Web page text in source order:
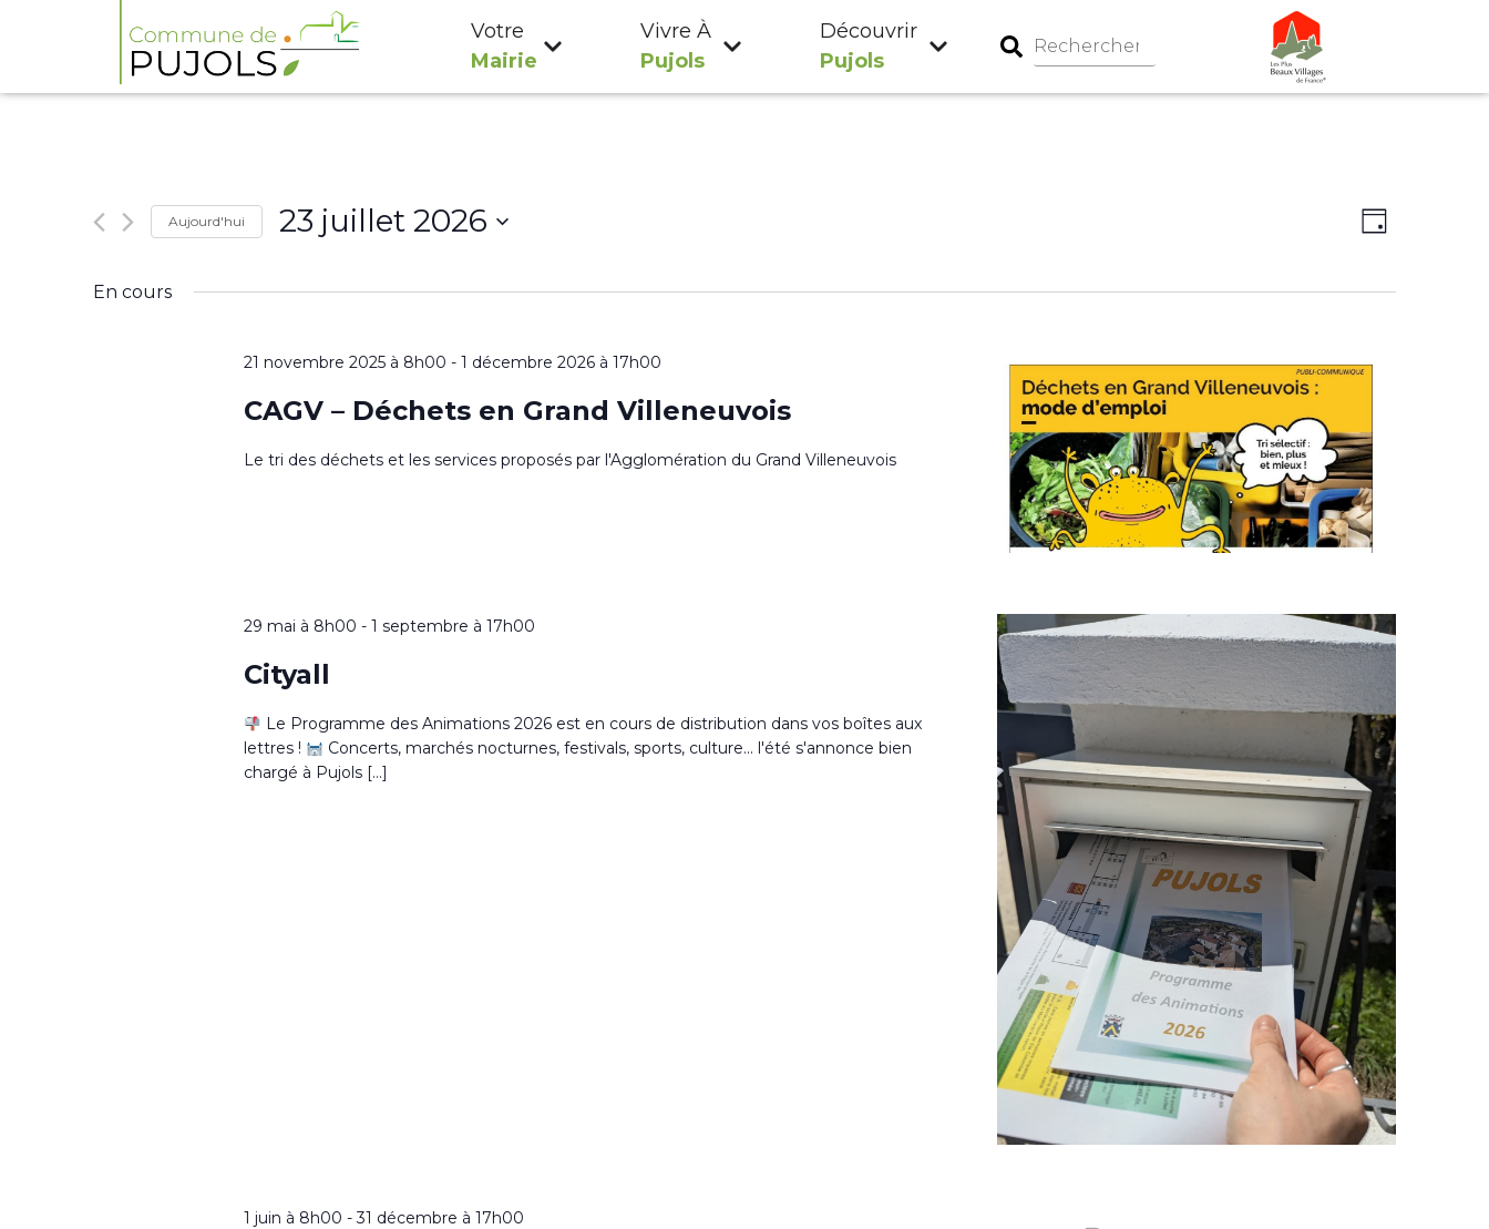
Votre
Mairie
Vivre À
Pujols
Découvrir
Pujols
Navigation
par
de
Jour
Aujourd'hui 23 juillet 2026
une
En cours
21 novembre 2025 à 8h00 - 1 décembre 2026 à 17h00
CAGV – Déchets en Grand Villeneuvois
Le tri des déchets et les services proposés par l'Agglomération du Grand Villeneuvois
29 mai à 8h00 - 1 septembre à 17h00
Cityall
Le Programme des Animations 2026 est en cours de distribution dans vos boîtes aux
lettres !
Concerts, marchés nocturnes, festivals, sports, culture... l'été s'annonce bien
chargé à Pujols […]
1 juin à 8h00 -31 décembre à 17h00